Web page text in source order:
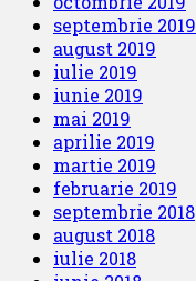
septembrie 2019
august 2019
iulie 2019
iunie 2019
mai 2019
aprilie 2019
martie 2019
februarie 2019
septembrie 2018
august 2018
iulie 2018